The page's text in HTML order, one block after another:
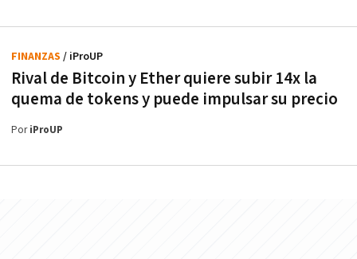
Rival de Bitcoin y Ether quiere subir 14x la
quema de tokens y puede impulsar su precio
FINANZAS / iProUP
PoriProUP